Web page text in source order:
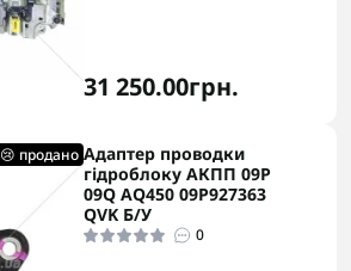
31 250.00грн.
😢 продано Адаптер проводки
гідроблоку АКПП 09P
09Q AQ450 09P927363
QVK Б/У
0